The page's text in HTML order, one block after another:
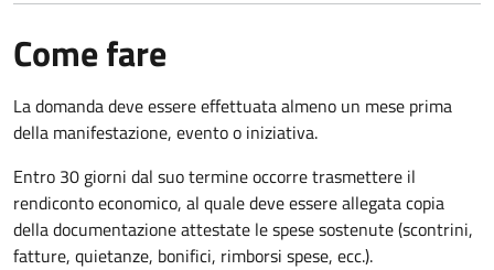
Come fare
La domanda deve essere effettuata almeno un mese prima
della manifestazione, evento o iniziativa.
Entro 30 giorni dal suo termine occorre trasmettere il
rendiconto economico, al quale deve essere allegata copia
della documentazione attestate le spese sostenute (scontrini,
fatture, quietanze, bonifici, rimborsi spese, ecc.).